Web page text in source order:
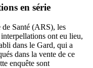
en série
de Santé (ARS), les
ont eu lieu,
dans le Gard, qui a
dans la vente de ce
enquête sont